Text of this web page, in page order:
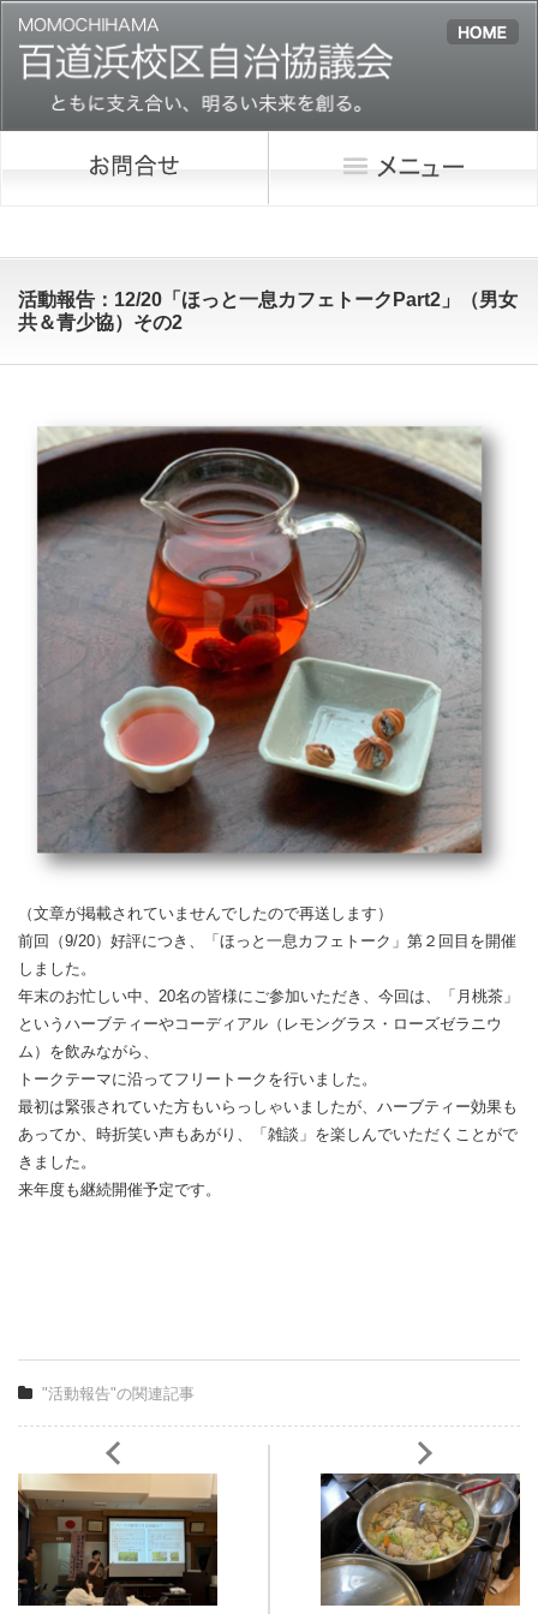
活動報告：12/20「ほっと一息カフェトークPart2」（男女
共＆青少協）その2
（文章が掲載されていませんでしたので再送します）
前回（9/20）好評につき、「ほっと一息カフェトーク」第２回目を開催
しました。
年末のお忙しい中、20名の皆様にご参加いただき、今回は、「月桃茶」
というハーブティーやコーディアル（レモングラス・ローズゼラニウ
ム）を飲みながら、
トークテーマに沿ってフリートークを行いました。
最初は緊張されていた方もいらっしゃいましたが、ハーブティー効果も
あってか、時折笑い声もあがり、「雑談」を楽しんでいただくことがで
きました。
来年度も継続開催予定です。
"活動報告"の関連記事